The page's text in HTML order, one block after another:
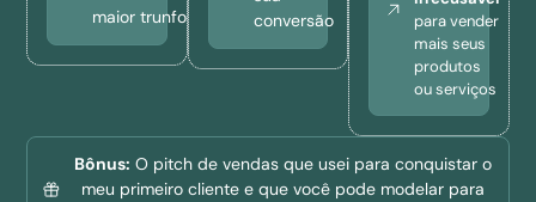
maior trunfo
conversão
para vender
mais seus
produtos
ou serviços
Bônus: O pitch de vendas que usei para conquistar o
meu primeiro cliente e que você pode modelar para